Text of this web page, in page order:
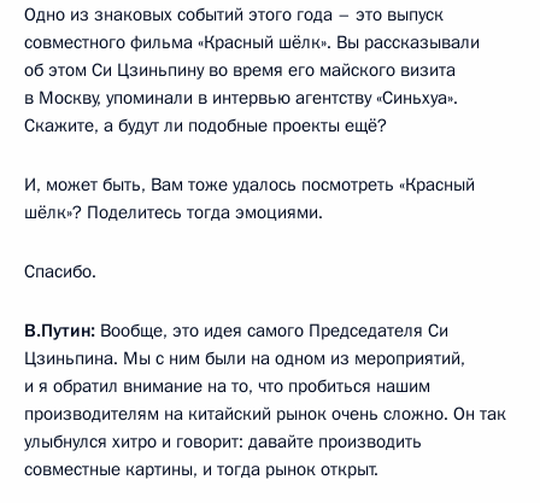
Одно из знаковых событий этого года – это выпуск
совместного фильма «Красный шёлк». Вы рассказывали
об этом Си Цзиньпину во время его майского визита
в Москву, упоминали в интервью агентству «Синьхуа».
Скажите, а будут ли подобные проекты ещё?
И, может быть, Вам тоже удалось посмотреть «Красный
шёлк»? Поделитесь тогда эмоциями.
Спасибо.
В.Путин: Вообще, это идея самого Председателя Си
Цзиньпина. Мы с ним были на одном из мероприятий,
и я обратил внимание на то, что пробиться нашим
производителям на китайский рынок очень сложно. Он так
улыбнулся хитро и говорит: давайте производить
совместные картины, и тогда рынок открыт.